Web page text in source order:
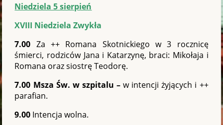
Niedziela 5 sierpień
XVIII Niedziela Zwykła
7.00 Za ++ Romana Skotnickiego w 3 rocznicę
śmierci, rodziców Jana i Katarzynę, braci: Mikołaja i
Romana oraz siostrę Teodorę.
7.00 Msza Św. w szpitalu –w intencji żyjących i ++
parafian.
9.00 Intencja wolna.